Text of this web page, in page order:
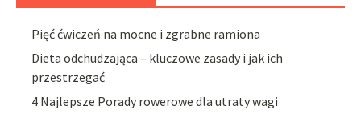
Pięć ćwiczeń na mocne i zgrabne ramiona
Dieta odchudzająca – kluczowe zasady i jak ich
przestrzegać
4 Najlepsze Porady rowerowe dla utraty wagi